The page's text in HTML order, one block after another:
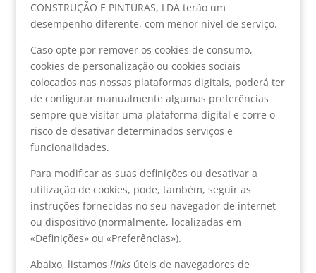
CONSTRUÇÃO E PINTURAS, LDA terão um
desempenho diferente, com menor nível de serviço.
Caso opte por remover os cookies de consumo,
cookies de personalização ou cookies sociais
colocados nas nossas plataformas digitais, poderá ter
de configurar manualmente algumas preferências
sempre que visitar uma plataforma digital e corre o
risco de desativar determinados serviços e
funcionalidades.
Para modificar as suas definições ou desativar a
utilização de cookies, pode, também, seguir as
instruções fornecidas no seu navegador de internet
ou dispositivo (normalmente, localizadas em
«Definições» ou «Preferências»).
Abaixo, listamos linksúteis de navegadores de